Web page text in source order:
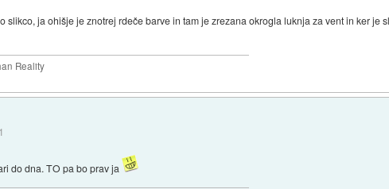
slikco, ja ohišje je znotrej rdeče barve in tam je zrezana okrogla luknja za vent in ker je
Reality
do dna. TO pa bo prav ja